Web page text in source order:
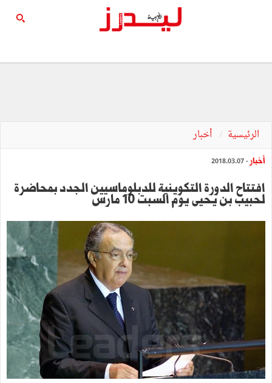
الرئيسية أخبار
أخبار - 2018.03.07
افتتاح الدورة التكوينية للدبلوماسيين الجدد بمحاضرة
لحبيب بن يحيى يوم السبت 10 مارس